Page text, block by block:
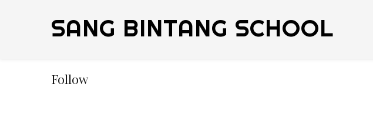
SANG BINTANG SCHOOL
Follow